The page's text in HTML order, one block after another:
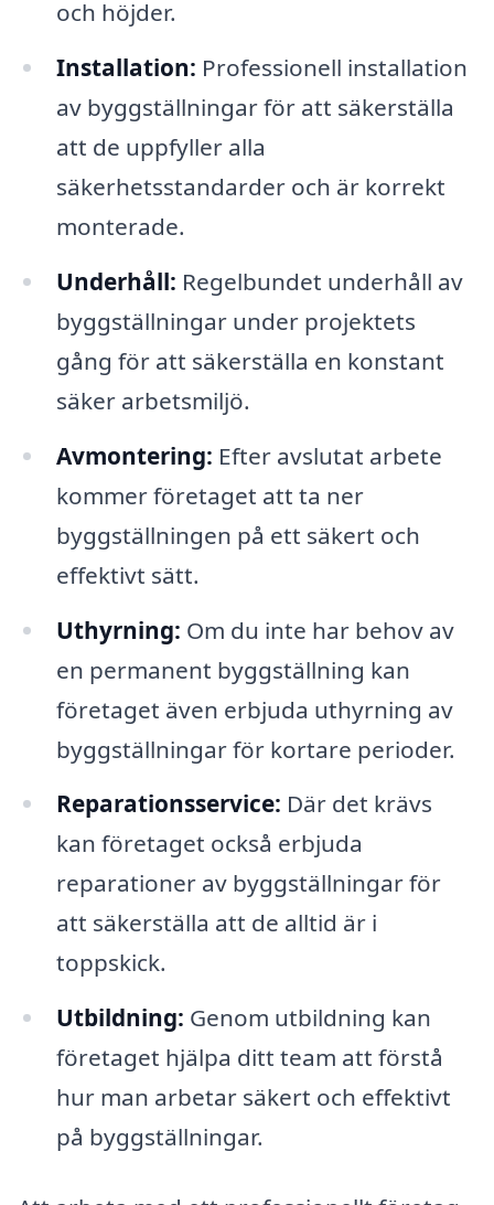
och höjder.
Installation: Professionell installation
av byggställningar för att säkerställa
att de uppfyller alla
säkerhetsstandarder och är korrekt
monterade.
Underhåll: Regelbundet underhåll av
byggställningar under projektets
gång för att säkerställa en konstant
säker arbetsmiljö.
Avmontering: Efter avslutat arbete
kommer företaget att ta ner
byggställningen på ett säkert och
effektivt sätt.
Uthyrning: Om du inte har behov av
en permanent byggställning kan
företaget även erbjuda uthyrning av
byggställningar för kortare perioder.
Reparationsservice: Där det krävs
kan företaget också erbjuda
reparationer av byggställningar för
att säkerställa att de alltid är i
toppskick.
Utbildning: Genom utbildning kan
företaget hjälpa ditt team att förstå
hur man arbetar säkert och effektivt
på byggställningar.